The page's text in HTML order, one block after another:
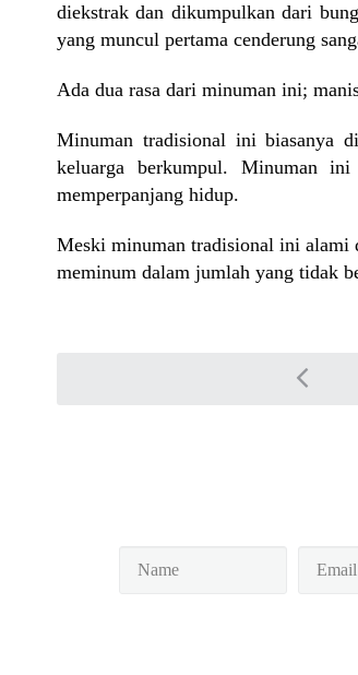
diekstrak dan dikumpulkan dari
yang muncul pertama cenderung
Ada dua rasa dari minuman ini;
Minuman tradisional ini biasanya
keluarga berkumpul. Minuman
memperpanjang hidup.
Meski minuman tradisional ini alami
meminum dalam jumlah yang tidak